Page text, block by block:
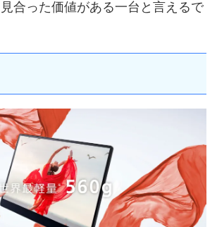
合った価値がある一台と言えるで